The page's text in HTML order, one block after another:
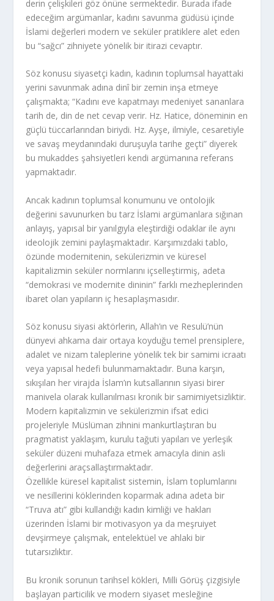
derin çelişkileri göz önüne sermektedir. Burada ifade
edeceğim argümanlar, kadını savunma güdüsü içinde
İslami değerleri modern ve seküler pratiklere alet eden
bu “sağcı” zihniyete yönelik bir itirazi cevaptır.
Söz konusu siyasetçi kadın, kadının toplumsal hayattaki
yerini savunmak adına dinî bir zemin inşa etmeye
çalışmakta; “Kadını eve kapatmayı medeniyet sananlara
tarih de, din de net cevap verir. Hz. Hatice, döneminin en
güçlü tüccarlarından biriydi. Hz. Ayşe, ilmiyle, cesaretiyle
ve savaş meydanındaki duruşuyla tarihe geçti” diyerek
bu mukaddes şahsiyetleri kendi argümanına referans
yapmaktadır.
Ancak kadının toplumsal konumunu ve ontolojik
değerini savunurken bu tarz İslami argümanlara sığınan
anlayış, yapısal bir yanılgıyla eleştirdiği odaklar ile aynı
ideolojik zemini paylaşmaktadır. Karşımızdaki tablo,
özünde modernitenin, sekülerizmin ve küresel
kapitalizmin seküler normlarını içselleştirmiş, adeta
“demokrasi ve modernite dininin” farklı mezheplerinden
ibaret olan yapıların iç hesaplaşmasıdır.
Söz konusu siyasi aktörlerin, Allah’ın ve Resulü’nün
dünyevi ahkama dair ortaya koyduğu temel prensiplere,
adalet ve nizam taleplerine yönelik tek bir samimi icraatı
veya yapısal hedefi bulunmamaktadır. Buna karşın,
sıkışılan her virajda İslam’ın kutsallarının siyasi birer
manivela olarak kullanılması kronik bir samimiyetsizliktir.
Modern kapitalizmin ve sekülerizmin ifsat edici
projeleriyle Müslüman zihnini mankurtlaştıran bu
pragmatist yaklaşım, kurulu tağuti yapıları ve yerleşik
seküler düzeni muhafaza etmek amacıyla dinin asli
değerlerini araçsallaştırmaktadır.
Özellikle küresel kapitalist sistemin, İslam toplumlarını
ve nesillerini köklerinden koparmak adına adeta bir
“Truva atı” gibi kullandığı kadın kimliği ve hakları
üzerinden İslami bir motivasyon ya da meşruiyet
devşirmeye çalışmak, entelektüel ve ahlaki bir
tutarsızlıktır.
Bu kronik sorunun tarihsel kökleri, Milli Görüş çizgisiyle
başlayan particilik ve modern siyaset mesleğine